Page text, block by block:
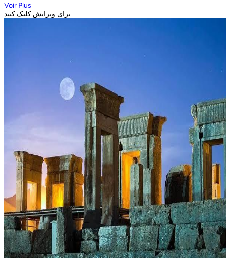
Voir Plus
برای ویرایش کلیک کنید